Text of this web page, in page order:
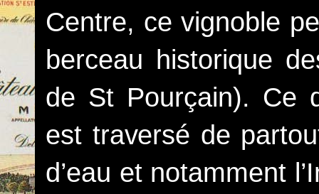
Centre, ce vignoble
berceau historique
de St Pourçain). Ce
est traversé de
d’eau et notamment